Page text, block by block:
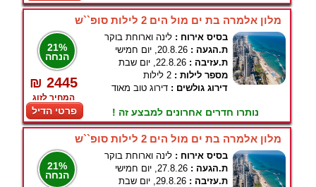
מלון אלמרה בת ים מול הים 2 לילות סופ``ש
21%
הנחה
₪ 2445
המחיר לזוג
פרטי הדיל
בסיס אירוח : לינה וארוחת בוקר
ת.הגעה : 20.8.26, יום חמישי
ת.עזיבה : 22.8.26, יום שבת
מספר לילות : 2 לילות
דירוג גולשים : דירוג טוב מאוד
נותרו חדרים אחרונים למבצע זה !
מלון אלמרה בת ים מול הים 2 לילות סופ``ש
21%
הנחה
בסיס אירוח : לינה וארוחת בוקר
ת.הגעה : 27.8.26, יום חמישי
ת.עזיבה : 29.8.26, יום שבת